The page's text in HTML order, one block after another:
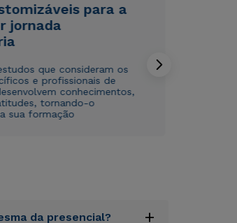
para a
jornada
que consideram os
e profissionais de
conhecimentos,
tornando-o
sua formação
da presencial? +
acordo com aPolítica de Privacidade.
meus dados sejam utilizados para o
da Cruzeiro do Sul.
acordo com aPolítica de Privacidade.
meus dados sejam utilizados para o
da Cruzeiro do Sul.